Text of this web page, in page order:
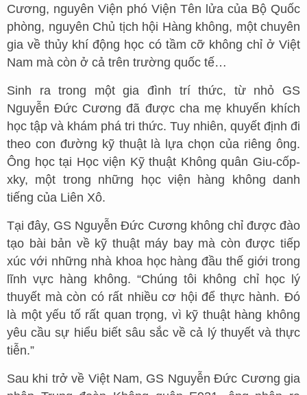
Cương, nguyên Viện phó Viện Tên lửa của Bộ Quốc
phòng, nguyên Chủ tịch hội Hàng không, một chuyên
gia về thủy khí động học có tầm cỡ không chỉ ở Việt
Nam mà còn ở cả trên trường quốc tế…
Sinh ra trong một gia đình trí thức, từ nhỏ GS
Nguyễn Đức Cương đã được cha mẹ khuyến khích
học tập và khám phá tri thức. Tuy nhiên, quyết định đi
theo con đường kỹ thuật là lựa chọn của riêng ông.
Ông học tại Học viện Kỹ thuật Không quân Giu-cốp-
xky, một trong những học viện hàng không danh
tiếng của Liên Xô.
Tại đây, GS Nguyễn Đức Cương không chỉ được đào
tạo bài bản về kỹ thuật máy bay mà còn được tiếp
xúc với những nhà khoa học hàng đầu thế giới trong
lĩnh vực hàng không. “Chúng tôi không chỉ học lý
thuyết mà còn có rất nhiều cơ hội để thực hành. Đó
là một yếu tố rất quan trọng, vì kỹ thuật hàng không
yêu cầu sự hiểu biết sâu sắc về cả lý thuyết và thực
tiễn.”
Sau khi trở về Việt Nam, GS Nguyễn Đức Cương gia